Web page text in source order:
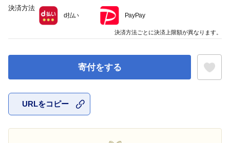
寄付をする
URLをコピー
決済方法
d払い PayPay
決済方法ごとに決済上限額が異なります。